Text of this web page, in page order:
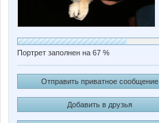
Портрет заполнен на 67 %
Отправить приватное сообщение
Добавить в друзья